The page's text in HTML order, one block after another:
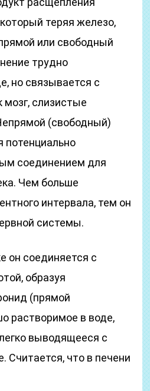
теряя железо,
или свободный
трудно
но связывается с
мозг, слизистые
(свободный)
потенциально
соединением для
Чем больше
интервала, тем он
системы.
он соединяется с
образуя
(прямой
растворимое в воде,
выводящееся с
Считается, что в печени